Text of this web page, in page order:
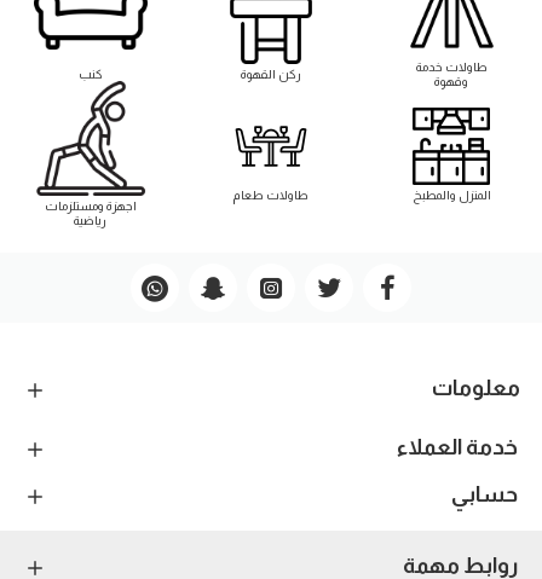
طاوﻻت خدمة
وقهوة
ركن القهوة كنب
المنزل والمطبخ
طاوﻻت طعام
اجهزة ومستلزمات
رياضية
معلومات
خدمة العملاء
حسابي
روابط مهمة